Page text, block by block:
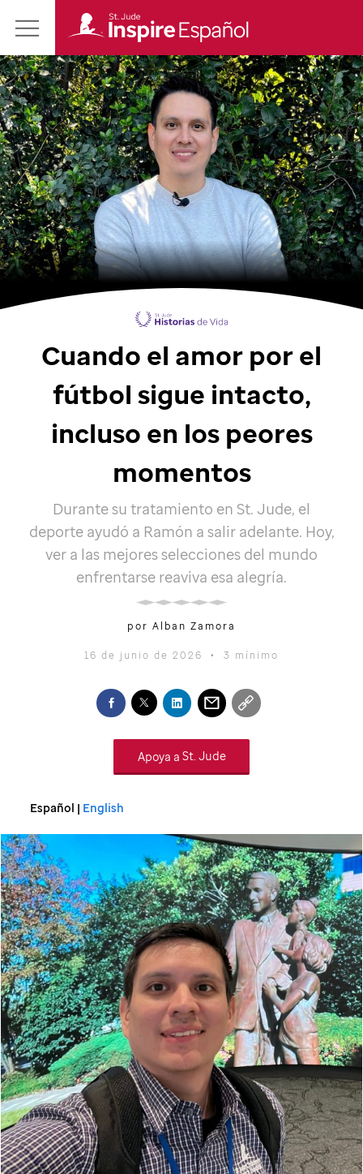
Main
Menu
Revista
St.
Jude
Inspire
en
Español
Cuando el amor por el
fútbol sigue intacto,
incluso en los peores
momentos
Durante su tratamiento en St. Jude, el
deporte ayudó a Ramón a salir adelante. Hoy,
ver a las mejores selecciones del mundo
enfrentarse reaviva esa alegría.
por Alban Zamora
16 de junio de 2026 • 3 mínimo
Apoya a St. Jude
Español | English